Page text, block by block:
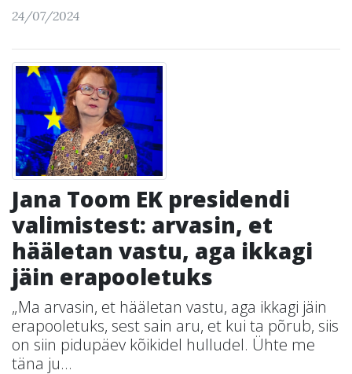
24/07/2024
Jana Toom EK presidendi
valimistest: arvasin, et
hääletan vastu, aga ikkagi
jäin erapooletuks
„Ma arvasin, et hääletan vastu, aga ikkagi jäin
erapooletuks, sest sain aru, et kui ta põrub, siis
on siin pidupäev kõikidel hulludel. Ühte me
täna ju...